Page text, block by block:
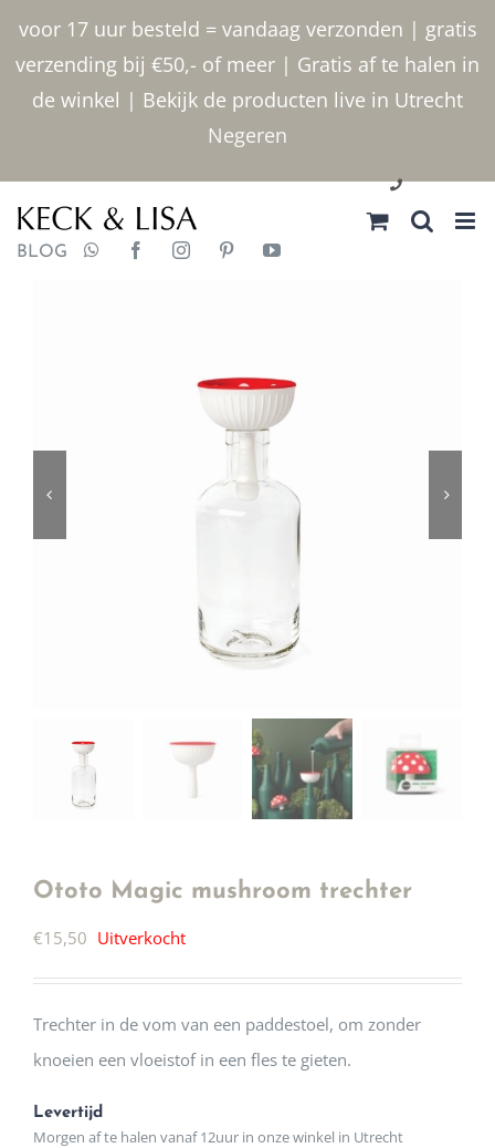
voor 17 uur besteld = vandaag verzonden | gratis
verzending bij €50,- of meer | Gratis af te halen in
de winkel | Bekijk de producten live in Utrecht
Negeren
inhoud
030 2400000
BLOG
Ototo Magic mushroom trechter
€15,50 Uitverkocht
Trechter in de vom van een paddestoel, om zonder
knoeien een vloeistof in een fles te gieten.
Levertijd
Morgen af te halen vanaf 12uur in onze winkel in Utrecht